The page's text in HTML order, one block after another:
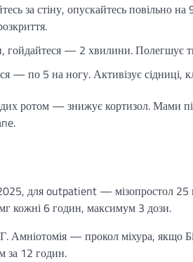
за стіну, опускайтесь повільно на
гойдайтеся — 2 хвилини. Полегшує
— по 5 на ногу. Активізує сідниці,
ротом — знижує кортизол. Мами
для outpatient — мізопростол 25
кожні 6 годин, максимум 3 дози.
Амніотомія — прокол міхура, якщо
за 12 годин.